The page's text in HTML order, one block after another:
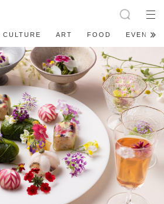
CULTURE ART FOOD EVENT